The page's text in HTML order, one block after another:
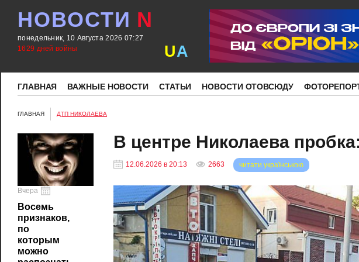
НОВОСТИ N
понедельник, 10 Августа 2026 07:27
1629 дней войны
UA
ГЛАВНАЯ ВАЖНЫЕ НОВОСТИ СТАТЬИ НОВОСТИ ОТОВСЮДУ
ГЛАВНАЯ ДТП НИКОЛАЕВА
Вчера
Восемь
признаков,
по
которым
можно
В центре Николаева
12.06.2026 в 20:13 2663 читати українською